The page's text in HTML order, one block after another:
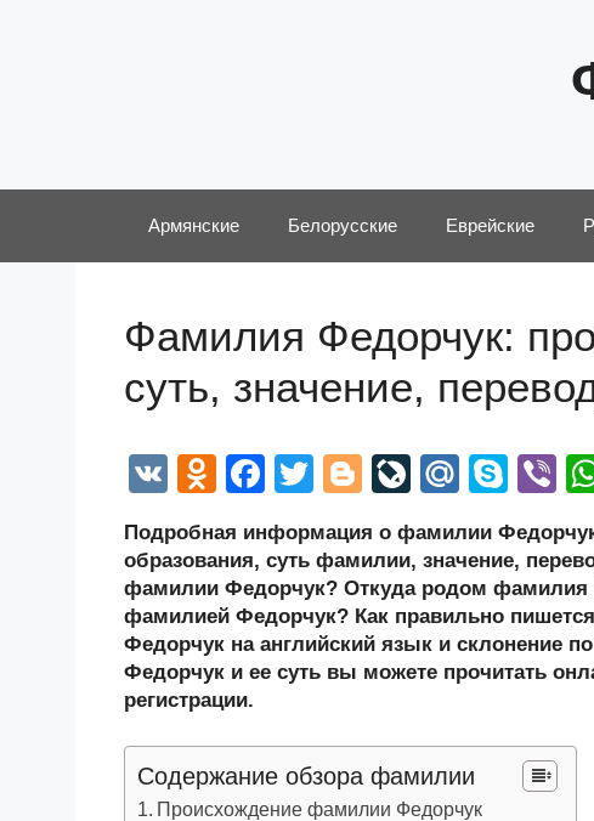
Армянские Белорусские Еврейские
Фамилия Федорчук:
суть, значение,
V
O
n
o
kl
a
ss
ni
ki
F
c
e
b
o
k
T
tt
er
Bl
g
g
er
Li
e
J
o
ur
al
M
.R
u
S
p
e
Vi
er
Подробная информация о фамилии
образования, суть фамилии, значение,
фамилии Федорчук? Откуда родом фамилия
фамилией Федорчук? Как правильно
Федорчук на английский язык и склонение
Федорчук и ее суть вы можете прочитать
регистрации.
Содержание обзора фамилии
Происхождение фамилии Федорчук